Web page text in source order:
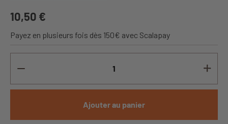
10,50 €
Payez en plusieurs fois dès 150€ avec Scalapay
Ajouter au panier